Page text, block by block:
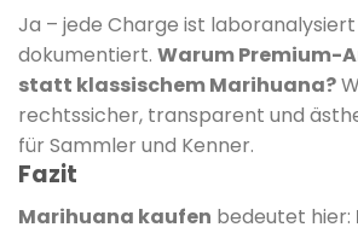
Ja – jede Charge ist
dokumentiert. Warum Premium-
statt klassischem Marihuana?
rechtssicher, transparent und
für Sammler und Kenner.
Fazit
Marihuana kaufen bedeutet hier: